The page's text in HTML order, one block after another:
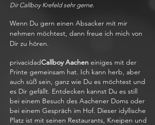
Dir Callboy Krefeld sehr gerne.
Wenn Du gern einen Absacker mit mir
nehmen möchtest, dann freue ich mich von
Dir zu hören.
privacidadCallboy Aachen einiges mit der
Printe gemeinsam hat. Ich kann herb, aber
auch süß sein, ganz wie Du es möchtest und
es Dir gefällt. Entdecken kannst Du es still
bei einem Besuch des Aachener Doms oder
bei einem Gespräch im Hof. Dieser idyllische
Platz ist mit seinen Restaurants, Kneipen und